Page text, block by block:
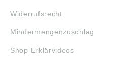
Widerrufsrecht
Mindermengenzuschlag
Shop Erklärvideos